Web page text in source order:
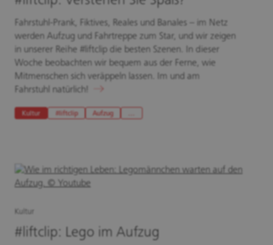
Fahrstuhl-Prank, Fiktives, Reales und Banales – im Netz
werden Aufzug und Fahrtreppe zum Star, und wir zeigen
in unserer Reihe #liftclip die besten Szenen. In dieser
Woche beobachten wir bequem aus der Ferne, wie
Mitmenschen sich veräppeln lassen. Im und am
Fahrstuhl natürlich!
Kultur #liftclip Aufzug
Kultur
#liftclip: Lego im Aufzug